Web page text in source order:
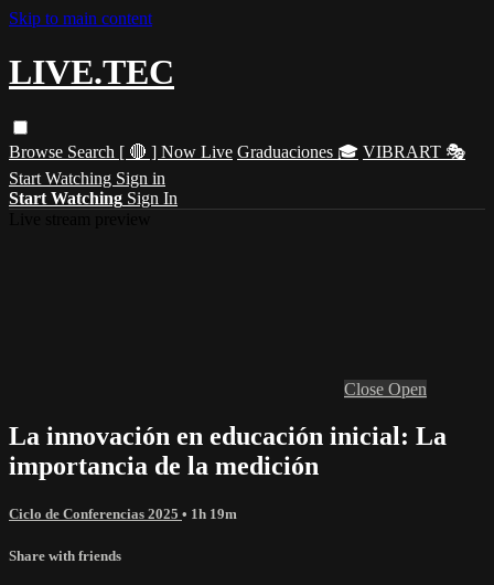
Skip to main content
LIVE.TEC
Browse Search [ 🔴 ] Now Live Graduaciones 🎓 VIBRART 🎭
Start Watching Sign in
Start Watching Sign In
Close Open
La innovación en educación inicial: La
importancia de la medición
Ciclo de Conferencias 2025 • 1h 19m
Share with friends